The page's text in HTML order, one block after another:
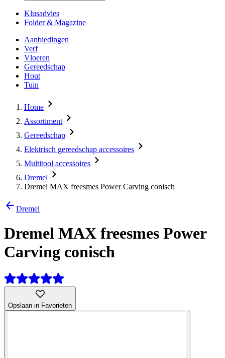
Klusadvies
Folder & Magazine
Aanbiedingen
Verf
Vloeren
Gereedschap
Hout
Tuin
Home
Assortiment
Gereedschap
Elektrisch gereedschap accessoires
Multitool accessoires
Dremel
Dremel MAX freesmes Power Carving conisch
Dremel
Dremel MAX freesmes Power
Carving conisch
Opslaan in Favorieten